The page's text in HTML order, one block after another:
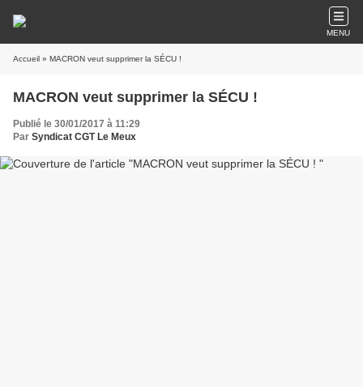
MENU
Accueil » MACRON veut supprimer la SÉCU !
MACRON veut supprimer la SÉCU !
Publié le 30/01/2017 à 11:29
Par Syndicat CGT Le Meux